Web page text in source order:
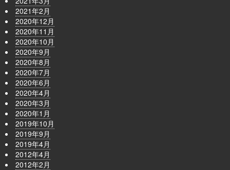
2021年2月
2020年12月
2020年11月
2020年10月
2020年9月
2020年8月
2020年7月
2020年6月
2020年4月
2020年3月
2020年1月
2019年10月
2019年9月
2019年4月
2012年4月
2012年2月